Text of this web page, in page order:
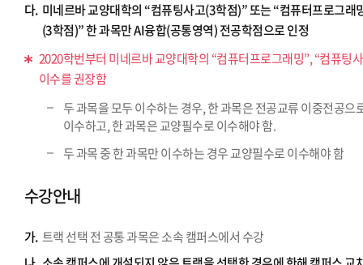
다. 미네르바 교양대학의 “컴퓨팅사고(3학점)” 또는 “컴퓨터프로그래
(3학점)” 한 과목만 AI융합(공통영역) 전공학점으로 인정
2020학번부터 미네르바 교양대학의 “컴퓨터프로그래밍”, “컴퓨팅
이수를 권장함
두 과목을 모두 이수하는 경우, 한 과목은 전공교류 이중전공으
이수하고, 한 과목은 교양필수로 이수해야 함.
두 과목 중 한 과목만 이수하는 경우 교양필수로 이수해야 함
수강안내
가. 트랙 선택 전 공통 과목은 소속 캠퍼스에서 수강